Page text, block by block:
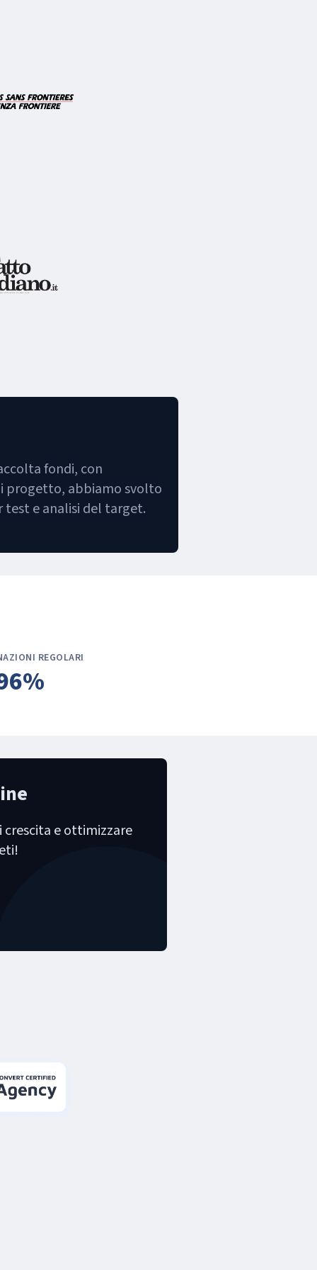
fondi, con
progetto, abbiamo svolto
e analisi del target.
REGOLARI
e ottimizzare